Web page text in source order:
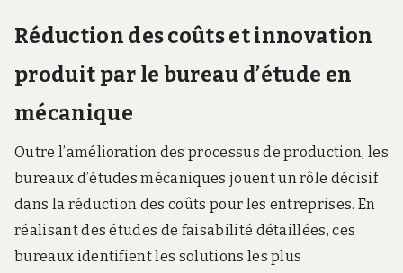
Réduction des coûts et innovation
produit par le bureau d’étude en
mécanique
Outre l’amélioration des processus de production, les
bureaux d’études mécaniques jouent un rôle décisif
dans la réduction des coûts pour les entreprises. En
réalisant des études de faisabilité détaillées, ces
bureaux identifient les solutions les plus